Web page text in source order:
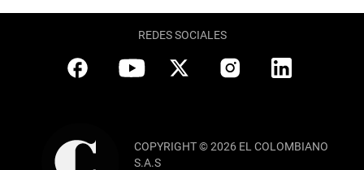
REDES SOCIALES
COPYRIGHT © 2026 EL COLOMBIANO
S.A.S